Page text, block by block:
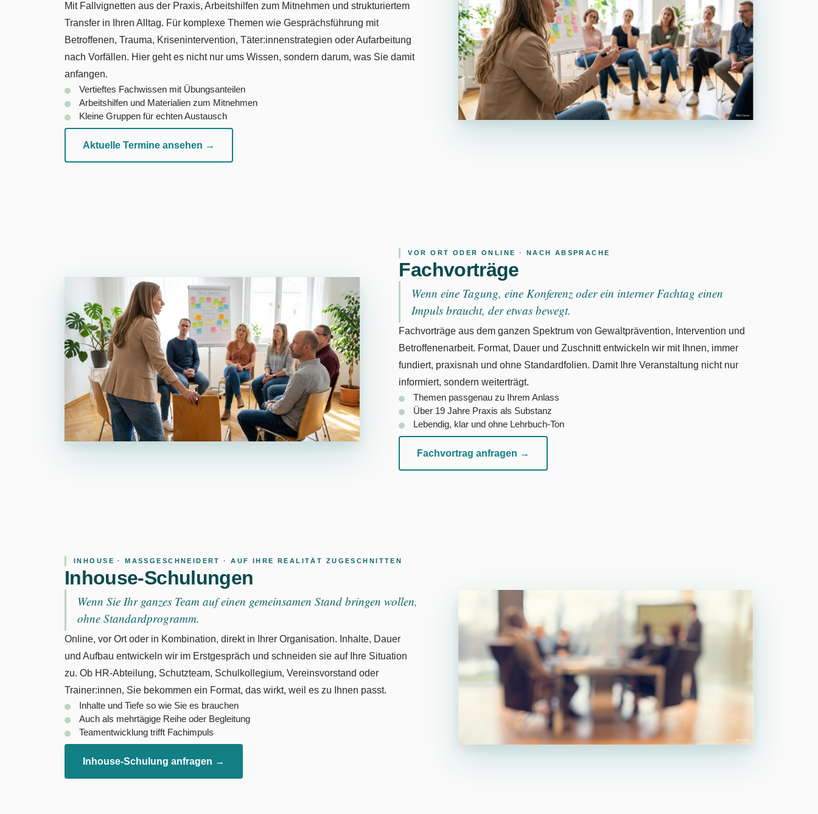
Mit Fallvignetten aus der Praxis, Arbeitshilfen zum Mitnehmen und strukturiertem
Transfer in Ihren Alltag. Für komplexe Themen wie Gesprächsführung mit
Betroffenen, Trauma, Krisenintervention, Täter:innenstrategien oder Aufarbeitung
nach Vorfällen. Hier geht es nicht nur ums Wissen, sondern darum, was Sie damit
anfangen.
Vertieftes Fachwissen mit Übungsanteilen
Arbeitshilfen und Materialien zum Mitnehmen
Kleine Gruppen für echten Austausch
Aktuelle Termine ansehen →
VOR ORT ODER ONLINE · NACH ABSPRACHE
Fachvorträge
Wenn eine Tagung, eine Konferenz oder ein interner Fachtag einen
Impuls braucht, der etwas bewegt.
Fachvorträge aus dem ganzen Spektrum von Gewaltprävention, Intervention und
Betroffenenarbeit. Format, Dauer und Zuschnitt entwickeln wir mit Ihnen, immer
fundiert, praxisnah und ohne Standardfolien. Damit Ihre Veranstaltung nicht nur
informiert, sondern weiterträgt.
Themen passgenau zu Ihrem Anlass
Über 19 Jahre Praxis als Substanz
Lebendig, klar und ohne Lehrbuch-Ton
Fachvortrag anfragen →
INHOUSE · MASSGESCHNEIDERT · AUF IHRE REALITÄT ZUGESCHNITTEN
Inhouse-Schulungen
Wenn Sie Ihr ganzes Team auf einen gemeinsamen Stand bringen wollen,
ohne Standardprogramm.
Online, vor Ort oder in Kombination, direkt in Ihrer Organisation. Inhalte, Dauer
und Aufbau entwickeln wir im Erstgespräch und schneiden sie auf Ihre Situation
zu. Ob HR-Abteilung, Schutzteam, Schulkollegium, Vereinsvorstand oder
Trainer:innen, Sie bekommen ein Format, das wirkt, weil es zu Ihnen passt.
Inhalte und Tiefe so wie Sie es brauchen
Auch als mehrtägige Reihe oder Begleitung
Teamentwicklung trifft Fachimpuls
Inhouse-Schulung anfragen →